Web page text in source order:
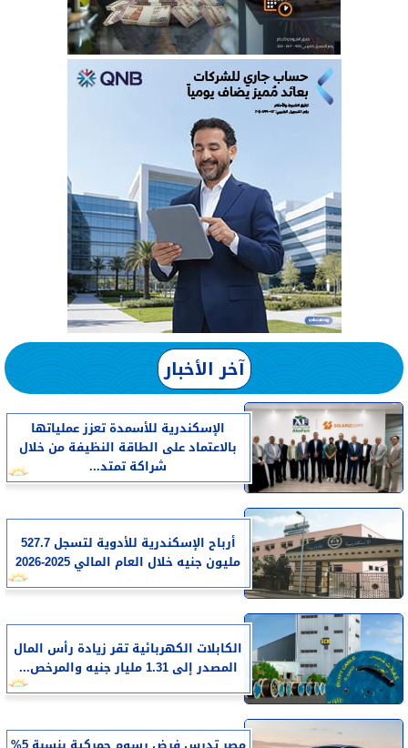
آخر الأخبار
الإسكندرية للأسمدة تعزز عملياتها
بالاعتماد على الطاقة النظيفة من خلال
شراكة تمتد...
أرباح الإسكندرية للأدوية لتسجل 527.7
مليون جنيه خلال العام المالي 2025-2026
الكابلات الكهربائية تقر زيادة رأس المال
المصدر إلى 1.31 مليار جنيه والمرخص...